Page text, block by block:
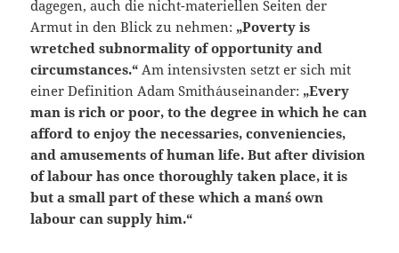
dagegen, auch die nicht-materiellen Seiten der
Armut in den Blick zu nehmen: „Poverty is
wretched subnormality of opportunity and
circumstances.“Am intensivsten setzt er sich mit
einer Definition Adam Smith´auseinander: „Every
man is rich or poor, to the degree in which he can
afford to enjoy the necessaries, conveniencies,
and amusements of human life. But after division
of labour has once thoroughly taken place, it is
but a small part of these which a man´s own
labour can supply him.“